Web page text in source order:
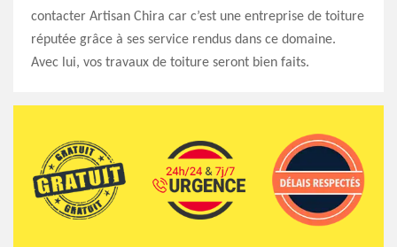
contacter Artisan Chira car c’est une entreprise de toiture
réputée grâce à ses service rendus dans ce domaine.
Avec lui, vos travaux de toiture seront bien faits.